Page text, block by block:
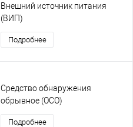
Внешний источник питания
(ВИП)
Подробнее
Средство обнаружения
обрывное (ОСО)
Подробнее